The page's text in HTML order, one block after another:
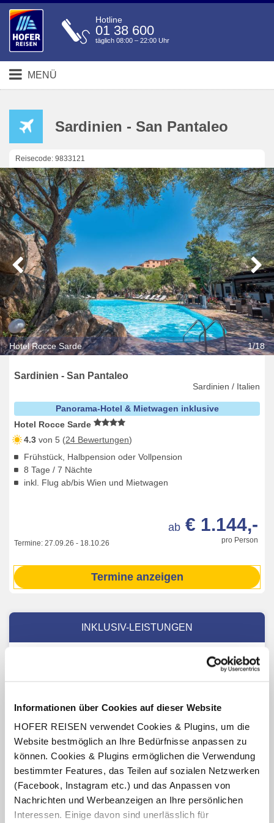
Informationen über Cookies auf dieser Website
HOFER REISEN verwendet Cookies & Plugins, um die
Website bestmöglich an Ihre Bedürfnisse anpassen zu
können. Cookies & Plugins ermöglichen die Verwendung
bestimmter Features, das Teilen auf sozialen Netzwerken
(Facebook, Instagram etc.) und das Anpassen von
Nachrichten und Werbeanzeigen an Ihre persönlichen
Interessen. Einige davon sind unerlässlich für
Hotline
01 38 600
täglich 08:00 – 22:00 Uhr
MENÜ
Sardinien - San Pantaleo
Reisecode: 9833121
Hotel Rocce Sarde 1/18
Sardinien - San Pantaleo
Sardinien / Italien
Panorama-Hotel & Mietwagen inklusive
Hotel Rocce Sarde
4.3 von 5 (24 Bewertungen)
Frühstück, Halbpension oder Vollpension
8 Tage / 7 Nächte
inkl. Flug ab/bis Wien und Mietwagen
Termine: 27.09.26 - 18.10.26 pro Person
ab € 1.144,-
Termine anzeigen
INKLUSIV-LEISTUNGEN
Linienflug (Economy Class) mit Austrian Airlines ab/bis
7 x Übernachtung im Hotel Rocce Sarde
Verpflegung: Wahlweise Frühstücksbuffet, Halbpension
mit Frühstücksbuffet und Abendessen oder Vollpension
mit Frühstücksbuffet, Mittag- und Abendessen
Shuttle-Service zum Strand Rena Bianca (Fahrplan lt.
Aushang vor Ort)